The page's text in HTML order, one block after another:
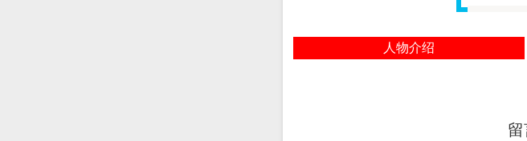
人物介绍